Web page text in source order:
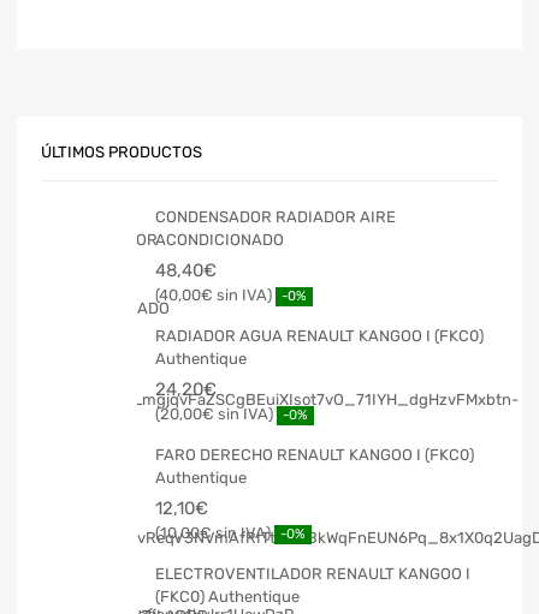
ÚLTIMOS PRODUCTOS
CONDENSADOR RADIADOR AIRE
ACONDICIONADO
48,40€
40,00€ -0%
RADIADOR AGUA RENAULT KANGOO I (FKC0)
Authentique
24,20€
20,00€ -0%
FARO DERECHO RENAULT KANGOO I (FKC0)
Authentique
12,10€
10,00€ -0%
ELECTROVENTILADOR RENAULT KANGOO I
(FKC0) Authentique